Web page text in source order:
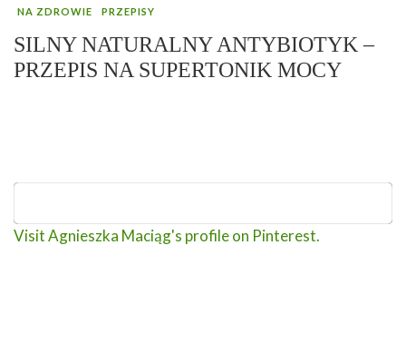
NA ZDROWIE PRZEPISY
SILNY NATURALNY ANTYBIOTYK –
PRZEPIS NA SUPERTONIK MOCY
Visit Agnieszka Maciąg's profile on Pinterest.